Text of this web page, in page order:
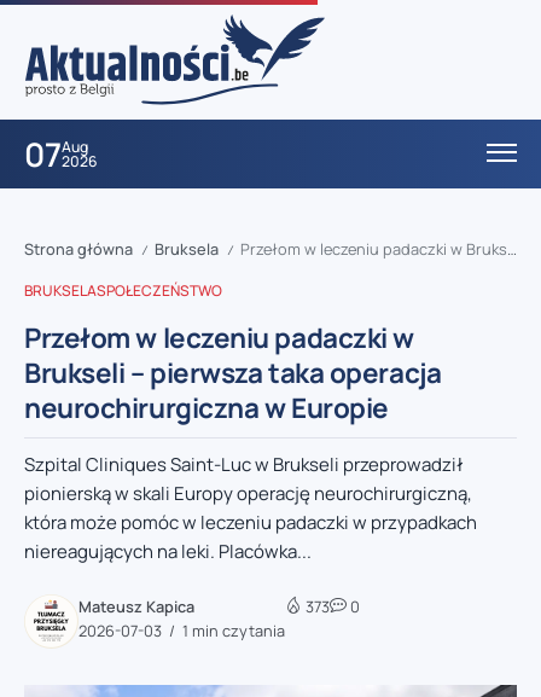
07Aug
2026
Strona główna / Bruksela / Przełom w leczeniu padaczki w Brukseli – pierwsza taka operacja neurochirurgiczna w Europie
BRUKSELASPOŁECZEŃSTWO
Przełom w leczeniu padaczki w
Brukseli – pierwsza taka operacja
neurochirurgiczna w Europie
Szpital Cliniques Saint-Luc w Brukseli przeprowadził
pionierską w skali Europy operację neurochirurgiczną,
która może pomóc w leczeniu padaczki w przypadkach
niereagujących na leki. Placówka...
Mateusz Kapica
2026-07-03
1 min czytania
373 0